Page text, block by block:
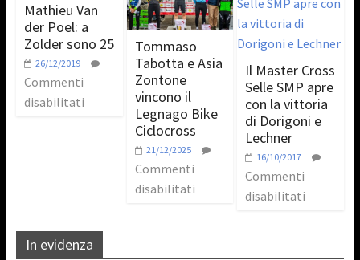
Mathieu Van
der Poel: a
Zolder sono 25
26/12/2019
Commenti
disabilitati
Tommaso
Tabotta e Asia
Zontone
vincono il
Legnago Bike
Ciclocross
21/12/2025
Commenti
disabilitati
Il Master Cross
Selle SMP apre
con la vittoria
di Dorigoni e
Lechner
16/10/2017
Commenti
disabilitati
In evidenza